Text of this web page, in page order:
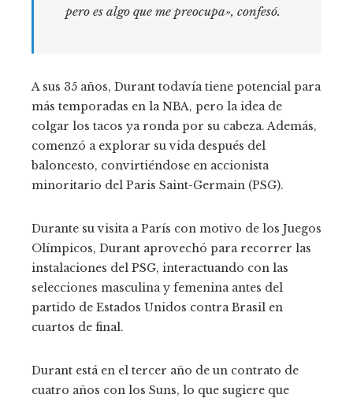
pero es algo que me preocupa», confesó.
A sus 35 años, Durant todavía tiene potencial para
más temporadas en la NBA, pero la idea de
colgar los tacos ya ronda por su cabeza. Además,
comenzó a explorar su vida después del
baloncesto, convirtiéndose en accionista
minoritario del Paris Saint-Germain (PSG).
Durante su visita a París con motivo de los Juegos
Olímpicos, Durant aprovechó para recorrer las
instalaciones del PSG, interactuando con las
selecciones masculina y femenina antes del
partido de Estados Unidos contra Brasil en
cuartos de final.
Durant está en el tercer año de un contrato de
cuatro años con los Suns, lo que sugiere que